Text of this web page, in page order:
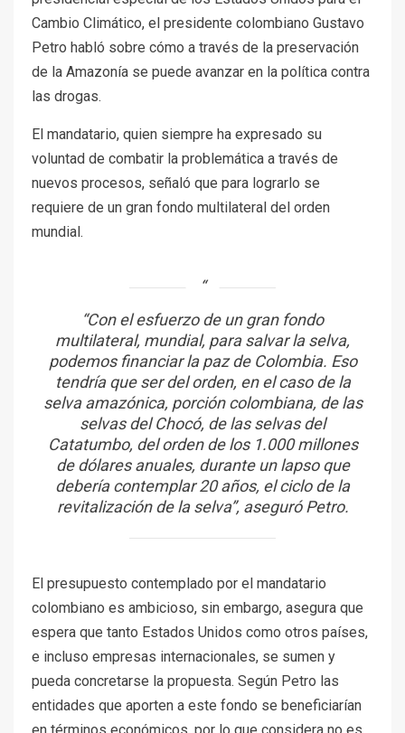
Cambio Climático, el presidente colombiano Gustavo
Petro habló sobre cómo a través de la preservación
de la Amazonía se puede avanzar en la política contra
las drogas.
El mandatario, quien siempre ha expresado su
voluntad de combatir la problemática a través de
nuevos procesos, señaló que para lograrlo se
requiere de un gran fondo multilateral del orden
mundial.
“Con el esfuerzo de un gran fondo
multilateral, mundial, para salvar la selva,
podemos financiar la paz de Colombia. Eso
tendría que ser del orden, en el caso de la
selva amazónica, porción colombiana, de las
selvas del Chocó, de las selvas del
Catatumbo, del orden de los 1.000 millones
de dólares anuales, durante un lapso que
debería contemplar 20 años, el ciclo de la
revitalización de la selva”, aseguró Petro.
El presupuesto contemplado por el mandatario
colombiano es ambicioso, sin embargo, asegura que
espera que tanto Estados Unidos como otros países,
e incluso empresas internacionales, se sumen y
pueda concretarse la propuesta. Según Petro las
entidades que aporten a este fondo se beneficiarían